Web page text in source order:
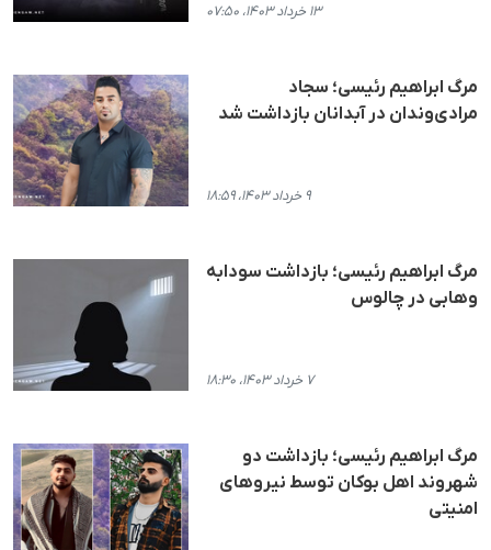
۱۳ خرداد ۱۴۰۳، ۰۷:۵۰
مرگ ابراهیم رئیسی؛ سجاد
مرادی‌وندان در آبدانان بازداشت شد
۹ خرداد ۱۴۰۳، ۱۸:۵۹
مرگ ابراهیم رئیسی؛ بازداشت سودابه
وهابی در چالوس
۷ خرداد ۱۴۰۳، ۱۸:۳۰
مرگ ابراهیم رئیسی؛ بازداشت دو
شهروند اهل بوکان توسط نیروهای
امنیتی